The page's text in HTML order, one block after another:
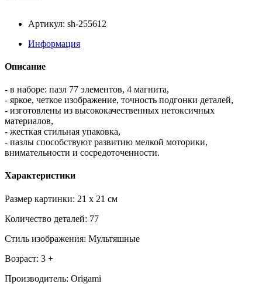
Артикул: sh-255612
Информация
Описание
- в наборе: пазл 77 элементов, 4 магнита,
- яркое, четкое изображение, точность подгонки деталей,
- изготовлены из высококачественных нетоксичных
материалов,
- жесткая стильная упаковка,
- пазлы способствуют развитию мелкой моторики,
внимательности и сосредоточенности.
Характеристики
Размер картинки: 21 x 21 см
Количество деталей: 77
Стиль изображения: Мультяшные
Возраст: 3 +
Производитель: Origami